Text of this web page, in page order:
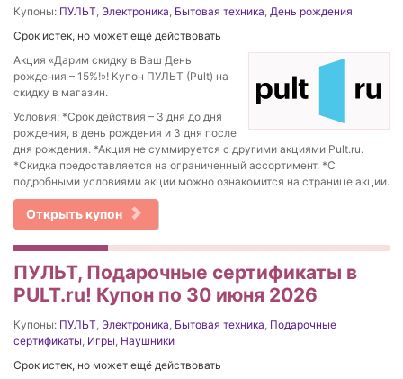
Купоны: ПУЛЬТ Электроника Бытовая техника День рождения
Срок истек, но может ещё действовать
Акция «Дарим скидку в Ваш День
рождения – 15%!»! Купон ПУЛЬТ (Pult) на
скидку в магазин.
Условия: *Срок действия – 3 дня до дня
рождения, в день рождения и 3 дня после
дня рождения. *Акция не суммируется с другими акциями Pult.ru.
*Скидка предоставляется на ограниченный ассортимент. *С
подробными условиями акции можно ознакомится на странице акции.
Открыть купон
ПУЛЬТ, Подарочные сертификаты в
PULT.ru! Купон по 30 июня 2026
Купоны: ПУЛЬТ Электроника Бытовая техника Подарочные
сертификаты Игры Наушники
Срок истек, но может ещё действовать